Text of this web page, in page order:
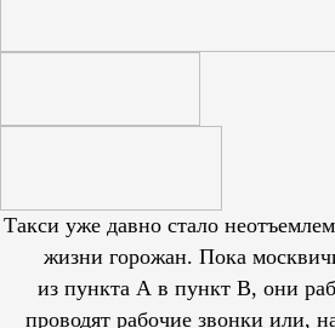
Такси уже давно стало
жизни горожан. Пока
из пункта А в пункт В, они
проводят рабочие звонки или,